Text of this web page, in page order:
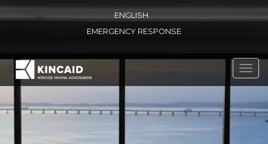
ENGLISH
EMERGENCY RESPONSE